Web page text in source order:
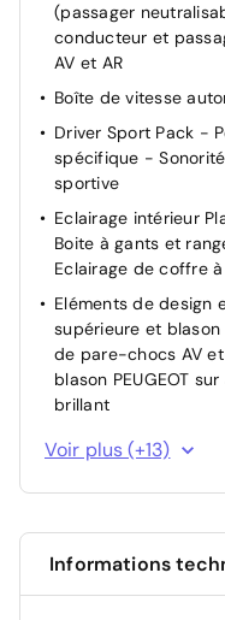
Peugeot Connect
Projecteurs Peugeot
adaptatif en
la circulation
Rétroviseur intérieur
(passager
conducteur et
AV et AR
Boîte de vitesse
Driver Sport Pack -
spécifique -
sportive
Eclairage intérieur
Boite à gants et
Eclairage de coffre
Eléments de design
supérieure et blason
de pare-chocs AV
blason PEUGEOT
brillant
Eléments de design
avec décor
surpiqûres vert
doubles surpiqûres
Planche de bord et
éclairage
Voir plus (+13)
Informations